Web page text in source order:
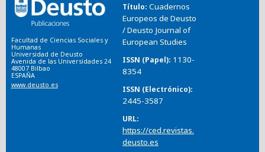
Facultad de Ciencias Sociales y
Humanas
Universidad de Deusto
Avenida de las Universidades 24
48007 Bilbao
ESPAÑA
www.deusto.es
Título Cuadernos
Europeos de Deusto
/ Deusto Journal of
European Studies
ISSN (Papel) 1130-
8354
ISSN (Electrónico)
2445-3587
URL
https://ced.revistas.
deusto.es